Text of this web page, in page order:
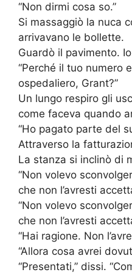
“Non dirmi cosa so.”
Si massaggiò la nuca
arrivavano le bollette.
Guardò il pavimento.
“Perché il tuo numero
ospedaliero, Grant?”
Un lungo respiro gli
come faceva quando
“Ho pagato parte del
Attraverso la
La stanza si inclinò di
“Non volevo
che non l’avresti
“Non volevo
che non l’avresti
“Hai ragione. Non
“Allora cosa avrei
“Presentati,” dissi.